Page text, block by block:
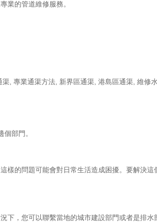
業的管道維修服務。
渠 ,專業通渠方法 新界區通渠 ,港島區通渠 ,維修
部門。
樣的問題可能會對日常生活造成困擾。要解決這
下，您可以聯繫當地的城市建設部門或者是排水